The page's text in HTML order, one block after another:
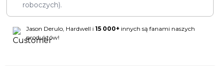
roboczych).
Jason Derulo, Hardwell i 15 000+ innych są fanami naszych
produktów!